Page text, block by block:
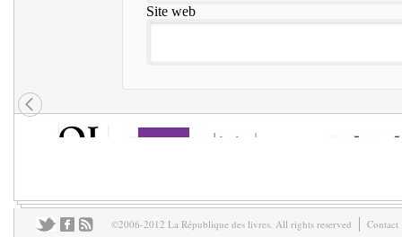
Site web
©2006-2012 La République des livres. All rights reserved Contact